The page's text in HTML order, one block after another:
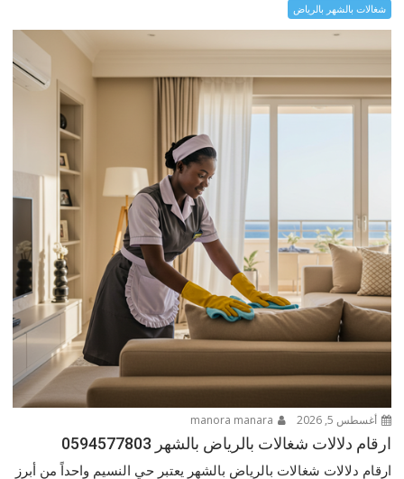
شغالات بالشهر بالرياض
أغسطس 5, 2026
ارقام دلالات شغالات بالرياض بالشهر 0594577803
ارقام دلالات شغالات بالرياض بالشهر يعتبر حي النسيم واحداً من أبرز